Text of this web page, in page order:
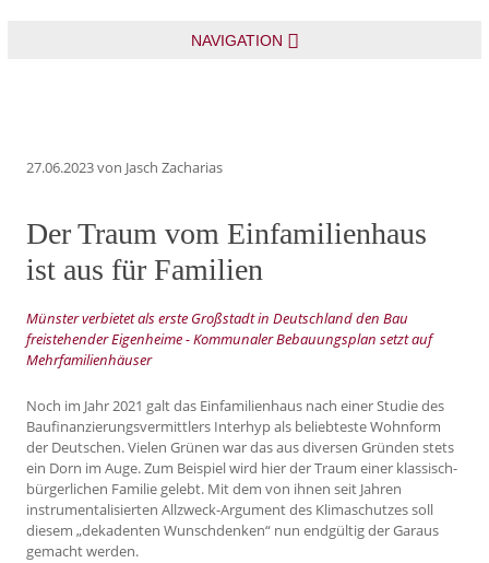
NAVIGATION
27.06.2023von Jasch Zacharias
Der Traum vom Einfamilienhaus
ist aus für Familien
Münster verbietet als erste Großstadt in Deutschland den Bau
freistehender Eigenheime - Kommunaler Bebauungsplan setzt auf
Mehrfamilienhäuser
Noch im Jahr 2021 galt das Einfamilienhaus nach einer Studie des
Baufinanzierungsvermittlers Interhyp als beliebteste Wohnform
der Deutschen. Vielen Grünen war das aus diversen Gründen stets
ein Dorn im Auge. Zum Beispiel wird hier der Traum einer klassisch-
bürgerlichen Familie gelebt. Mit dem von ihnen seit Jahren
instrumentalisierten Allzweck-Argument des Klimaschutzes soll
diesem „dekadenten Wunschdenken“ nun endgültig der Garaus
gemacht werden.